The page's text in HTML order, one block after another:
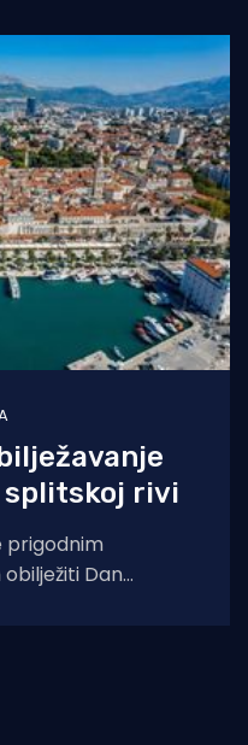
splitskoj rivi
prigodnim
Dan